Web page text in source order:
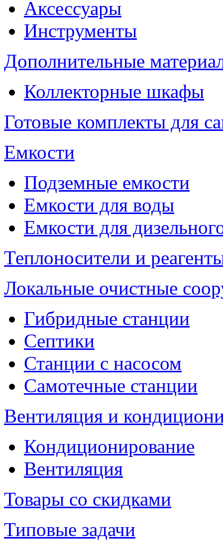
Аксессуары
Инструменты
Дополнительные
Коллекторные шкафы
Готовые комплекты для
Емкости
Подземные емкости
Емкости для воды
Емкости для
Теплоносители и
Локальные очистные
Гибридные станции
Септики
Станции с насосом
Самотечные станции
Вентиляция и
Кондиционирование
Вентиляция
Товары со скидками
Типовые задачи